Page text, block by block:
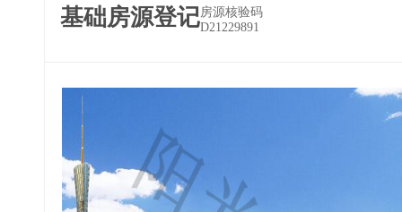
基础房源登记房源核验码
D21229891